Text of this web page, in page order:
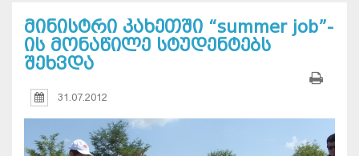
მინისტრი კახეთში “summer job”-
ის მონაწილე სტუდენტებს
შეხვდა
31.07.2012